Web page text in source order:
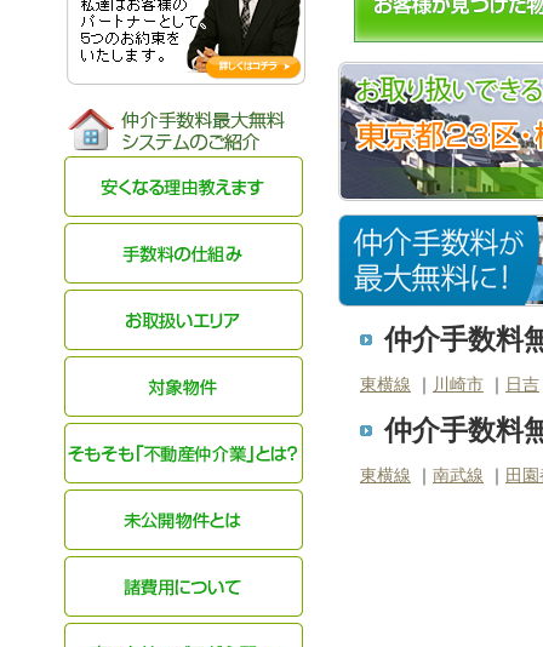
仲介手数料
東横線 ｜ 川崎市 ｜ 日吉
仲介手数料
東横線 ｜ 南武線 ｜ 田